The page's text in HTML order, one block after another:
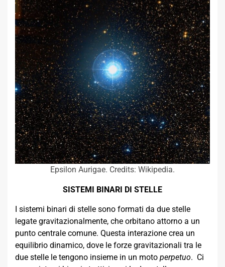
Epsilon Aurigae. Credits: Wikipedia.
SISTEMI BINARI DI STELLE
I sistemi binari di stelle sono formati da due stelle
legate gravitazionalmente, che orbitano attorno a un
punto centrale comune. Questa interazione crea un
equilibrio dinamico, dove le forze gravitazionali tra le
due stelle le tengono insieme in un moto perpetuo. Ci